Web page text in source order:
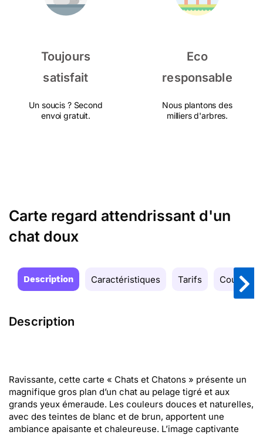
Toujours
satisfait
Un soucis ? Second
envoi gratuit.
Eco
responsable
Nous plantons des
milliers d'arbres.
Carte regard attendrissant d'un
chat doux
Description Caractéristiques Tarifs Couleurs
Description
Ravissante, cette carte « Chats et Chatons » présente un
magnifique gros plan d’un chat au pelage tigré et aux
grands yeux émeraude. Les couleurs douces et naturelles,
avec des teintes de blanc et de brun, apportent une
ambiance apaisante et chaleureuse. L’image captivante